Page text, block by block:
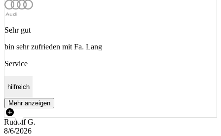
Sehr gut
bin sehr zufrieden mit Fa. Lang
Service
hilfreich
Mehr anzeigen
Rudolf G.
8/6/2026